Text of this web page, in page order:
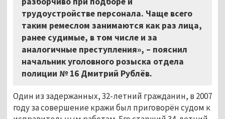
трудоустройстве персонала. Чаще всего
таким ремеслом занимаются как раз лица,
ранее судимые, в том числе и за
аналогичные преступления», – пояснил
начальник уголовного розыска отдела
полиции № 16 Дмитрий Рублёв.
Один из задержанных, 32-летний гражданин, в 2007
году за совершение кражи был приговорён судом к